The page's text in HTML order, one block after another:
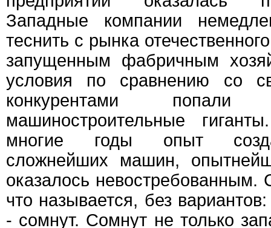
Западные компании
теснить с рынка
запущенным фабричным
условия по сравнению со
конкурентами
машиностроительные
многие годы опыт
сложнейших машин,
оказалось невостребованным.
что называется, без
- сомнут. Сомнут не только